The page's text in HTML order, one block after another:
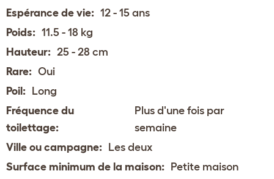
Espérance de vie: 12 - 15 ans
Poids: 11.5 - 18 kg
Hauteur: 25 - 28 cm
Rare: Oui
Poil: Long
Fréquence du
toilettage:
Plus d'une fois par
semaine
Ville ou campagne: Les deux
Surface minimum de la maison: Petite maison